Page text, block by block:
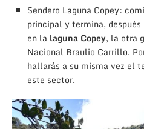
Sendero Laguna Copey:
principal y termina,
en la laguna Copey, la otra
Nacional Braulio Carrillo.
hallarás a su misma vez el
este sector.